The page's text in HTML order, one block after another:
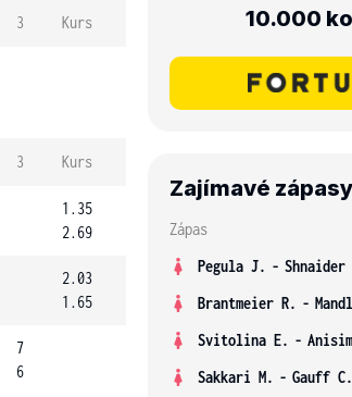
3 Kurs
3 Kurs
1.35
2.69
2.03
1.65
7
6
10.000
Zajímavé zápasy
Zápas
Pegula J. - Shnaider
Brantmeier R. -
Svitolina E. -
Sakkari M. - Gauff C.